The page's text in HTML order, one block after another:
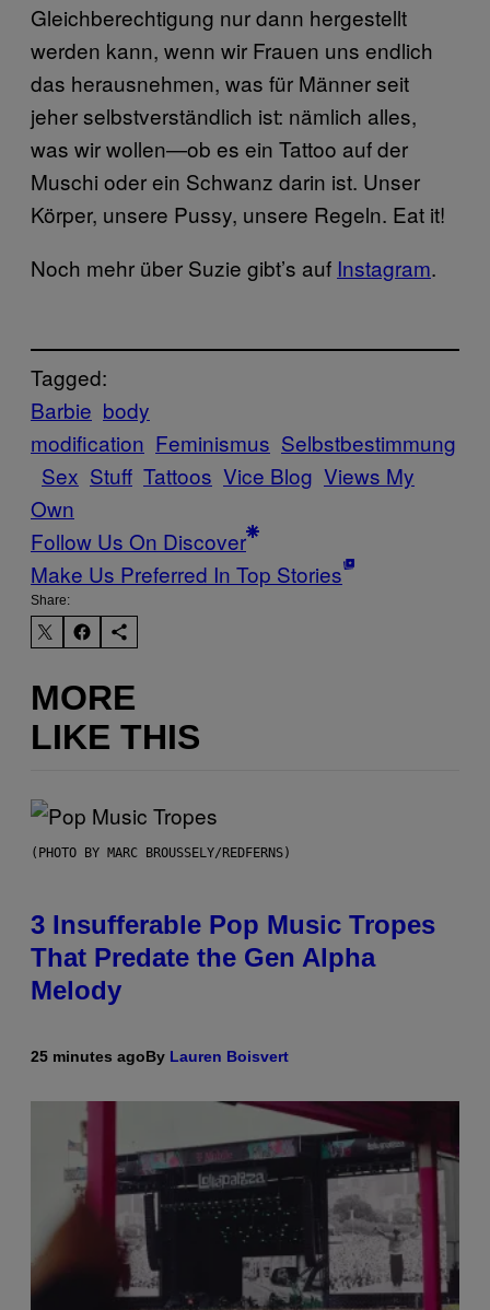
Gleichberechtigung nur dann hergestellt
werden kann, wenn wir Frauen uns endlich
das herausnehmen, was für Männer seit
jeher selbstverständlich ist: nämlich alles,
was wir wollen—ob es ein Tattoo auf der
Muschi oder ein Schwanz darin ist. Unser
Körper, unsere Pussy, unsere Regeln. Eat it!
Noch mehr über Suzie gibt’s auf Instagram.
Tagged:
Barbie body
modification Feminismus Selbstbestimmung
Sex Stuff Tattoos Vice Blog Views My
Own
Follow Us On Discover
Make Us Preferred In Top Stories
Share:
MORE
LIKE THIS
(PHOTO BY MARC BROUSSELY/REDFERNS)
3 Insufferable Pop Music Tropes
That Predate the Gen Alpha
Melody
25 minutes agoBy Lauren Boisvert